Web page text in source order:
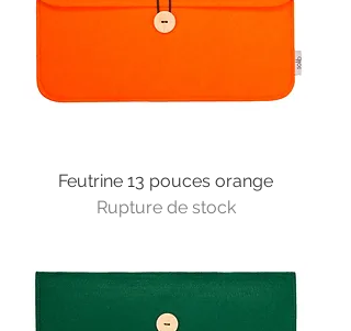
Feutrine 13 pouces orange
Rupture de stock